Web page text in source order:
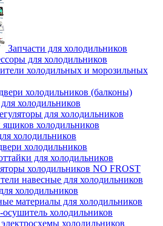
Запчасти для холодильников
для холодильников
холодильных и морозильных
холодильников (балконы)
холодильников
для холодильников
холодильников
холодильников
холодильников
для холодильников
холодильников NO FROST
навесные для холодильников
холодильников
материалы для холодильников
холодильников
холодильников